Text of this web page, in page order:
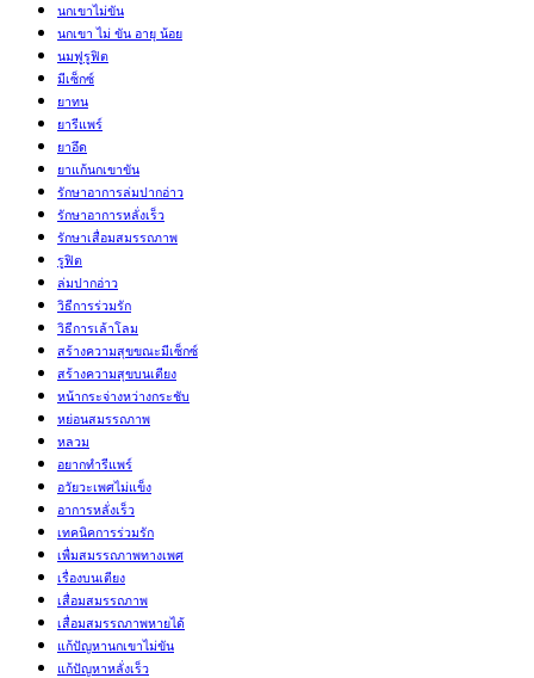
นกเขาไม่ขัน
นกเขา ไม่ ขัน อายุ น้อย
นมฟูรูฟิต
มีเซ็กซ์
ยาทน
ยารีแพร์
ยาอึด
ยาแก้นกเขาขัน
รักษาอาการล่มปากอ่าว
รักษาอาการหลั่งเร็ว
รักษาเสื่อมสมรรถภาพ
รูฟิต
ล่มปากอ่าว
วิธีการร่วมรัก
วิธีการเล้าโลม
สร้างความสุขขณะมีเซ็กซ์
สร้างความสุขบนเตียง
หน้ากระจ่างหว่างกระชับ
หย่อนสมรรถภาพ
หลวม
อยากทำรีแพร์
อวัยวะเพศไม่แข็ง
อาการหลั่งเร็ว
เทคนิคการร่วมรัก
เพื่มสมรรถภาพทางเพศ
เรื่องบนเตียง
เสื่อมสมรรถภาพ
เสื่อมสมรรถภาพหายได้
แก้ปัญหานกเขาไม่ขัน
แก้ปัญหาหลั่งเร็ว